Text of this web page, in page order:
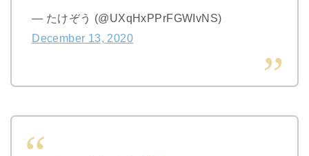
— たけぞう (@UXqHxPPrFGWIvNS)
December 13, 2020